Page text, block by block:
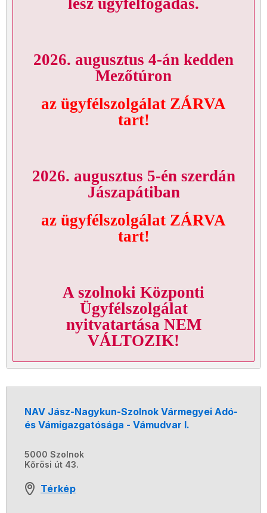
lesz ügyfélfogadás.
2026. augusztus 4-án kedden
Mezőtúron
az ügyfélszolgálat ZÁRVA
tart!
2026. augusztus 5-én szerdán
Jászapátiban
az ügyfélszolgálat ZÁRVA
tart!
A szolnoki Központi
Ügyfélszolgálat
nyitvatartása NEM
VÁLTOZIK!
NAV Jász-Nagykun-Szolnok Vármegyei Adó-
és Vámigazgatósága - Vámudvar I.
5000 Szolnok
Kőrösi út 43.
Térkép